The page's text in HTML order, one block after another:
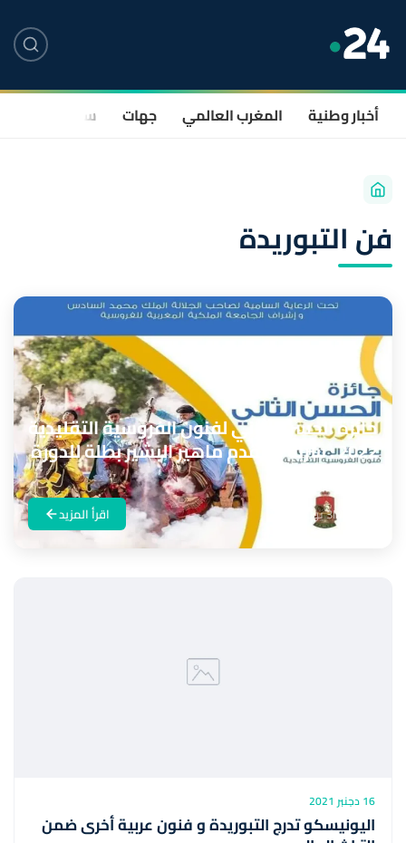
أخبار وطنية المغرب العالمي جهات سياسة
فن التبوريدة
جائزة الحسن الثاني لفنون الفروسية التقليدية
2022 : سربة المقدم ماهير البشير بطلة للدورة
ال21 للتبوريدة
Maroc243 يوليوز 2022 اقرأ المزيد
16 دجنبر 2021
اليونيسكو تدرج التبوريدة و فنون عربية أخرى ضمن